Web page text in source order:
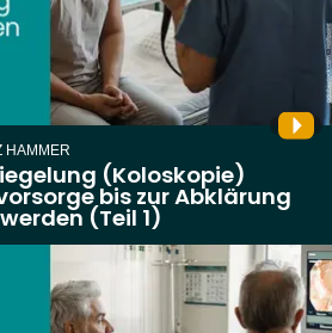
HAMMER
(Koloskopie)
bis zur Abklärung
(Teil 1)